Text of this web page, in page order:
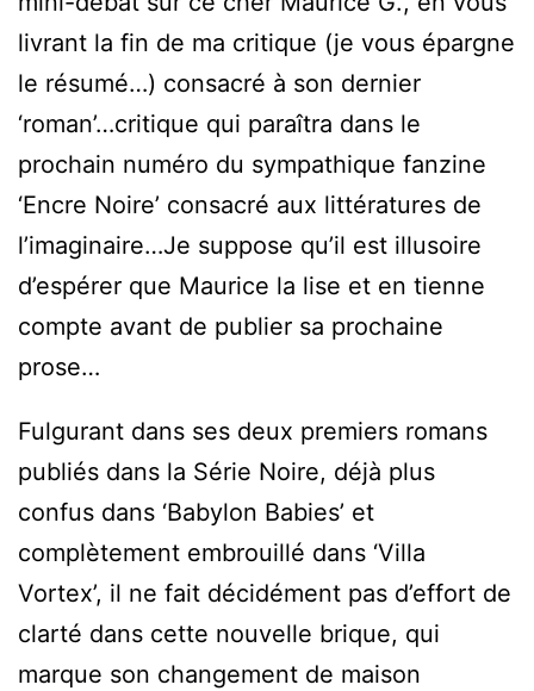
livrant la fin de ma critique (je vous épargne
le résumé…) consacré à son dernier
‘roman’…critique qui paraîtra dans le
prochain numéro du sympathique fanzine
‘Encre Noire’ consacré aux littératures de
l’imaginaire…Je suppose qu’il est illusoire
d’espérer que Maurice la lise et en tienne
compte avant de publier sa prochaine
prose…
Fulgurant dans ses deux premiers romans
publiés dans la Série Noire, déjà plus
confus dans ‘Babylon Babies’ et
complètement embrouillé dans ‘Villa
Vortex’, il ne fait décidément pas d’effort de
clarté dans cette nouvelle brique, qui
marque son changement de maison